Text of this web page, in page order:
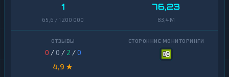
1
65,6 / 1 200 000
76,23
83,4 M
0 / 0 / 2 /0
4,9 ★